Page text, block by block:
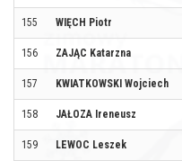
155 WIĘCH Piotr
156 ZAJĄC Katarzna
157 KWIATKOWSKI Wojciech
158 JAŁOZA Ireneusz
159 LEWOC Leszek